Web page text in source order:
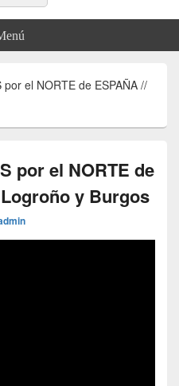
el NORTE de ESPAÑA //
por el NORTE de
y Burgos